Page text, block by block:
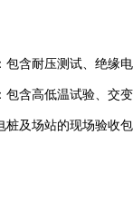
含耐压测试、绝缘电
高低温试验、交变
场站的现场验收包